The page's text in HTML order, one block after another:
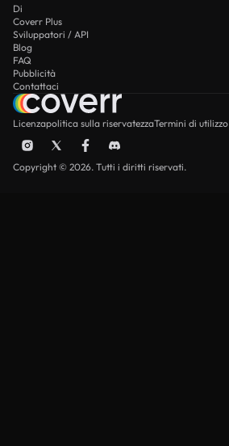
Di
Coverr Plus
Sviluppatori / API
Blog
FAQ
Pubblicità
Contattaci
Licenzapolitica sulla riservatezzaTermini di utilizzo
Copyright © 2026. Tutti i diritti riservati.